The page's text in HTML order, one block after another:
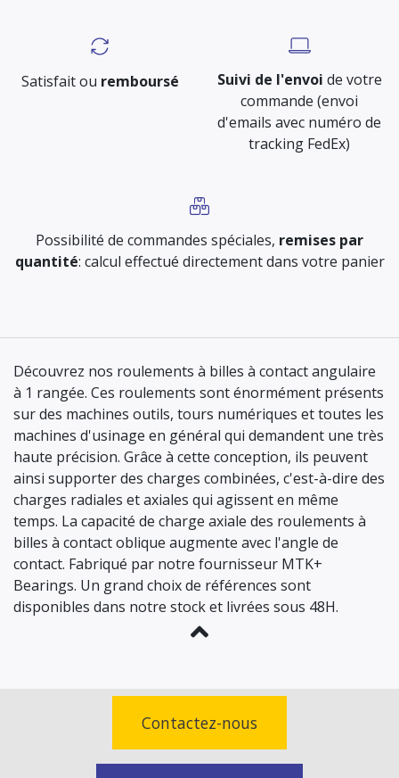
Satisfait ou remboursé Suivi de l'envoi de votre
commande (envoi
d'emails avec numéro de
tracking FedEx)
Possibilité de commandes spéciales, remises par
quantité: calcul effectué directement dans votre panier
Découvrez nos roulements à billes à contact angulaire
à 1 rangée. Ces roulements sont énormément présents
sur des machines outils, tours numériques et toutes les
machines d'usinage en général qui demandent une très
haute précision. Grâce à cette conception, ils peuvent
ainsi supporter des charges combinées, c'est-à-dire des
charges radiales et axiales qui agissent en même
temps. La capacité de charge axiale des roulements à
billes à contact oblique augmente avec l'angle de
contact. Fabriqué par notre fournisseur MTK+
Bearings. Un grand choix de références sont
disponibles dans notre stock et livrées sous 48H.
Contactez-nous